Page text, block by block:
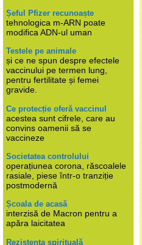
Șeful Pfizer recunoaște
tehnologica m-ARN poate
modifica ADN-ul uman
Testele pe animale
și ce ne spun despre efectele
vaccinului pe termen lung,
pentru fertilitate și femei
gravide.
Ce protecție oferă vaccinul
acestea sunt cifrele, care au
convins oamenii să se
vaccineze
Societatea controlului
operațiunea corona, răscoalele
rasiale, piese într-o tranziție
postmodernă
Școala de acasă
interzisă de Macron pentru a
apăra laicitatea
Rezistența spirituală